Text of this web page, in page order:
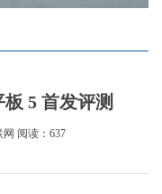
5 首发评测
网 阅读：637